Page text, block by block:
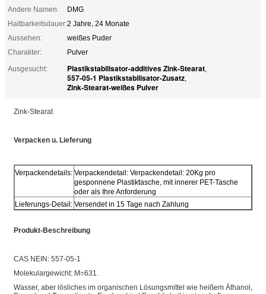
Andere Namen:
DMG
Haltbarkeitsdauer:2 Jahre, 24 Monate
Aussehen:
weißes Puder
Charakter:
Pulver
Ausgesucht:
Plastikstabilisator-additives Zink-Stearat,
557-05-1 Plastikstabilisator-Zusatz,
Zink-Stearat-weißes Pulver
Zink-Stearat
Verpacken u. Lieferung
Verpackendetails: Verpackendetail: Verpackendetail: 20Kg pro
gesponnene Plastiktasche, mit innerer PET-Tasche
oder als Ihre Anforderung
Lieferungs-Detail: Versendet in 15 Tage nach Zahlung
Produkt-Beschreibung
CAS NEIN: 557-05-1
Molekulargewicht: M=631.
Wasser, aber lösliches im organischen Lösungsmittel wie heißem Äthanol,